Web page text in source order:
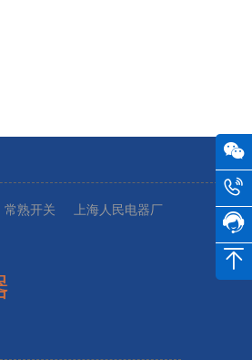
常熟开关
上海人民电器厂